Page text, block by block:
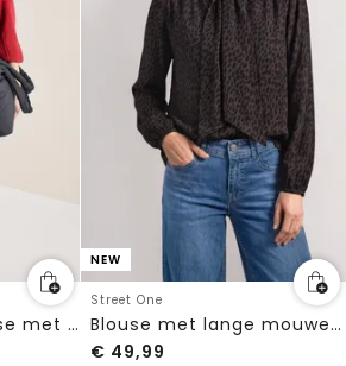
3/4-mouwen blouse met gespleten hals
NEW
Street One
Blouse met lange mouwen en strikdetail
€ 49,99